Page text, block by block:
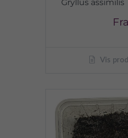
Gryllus assimilis
Fra
Vis